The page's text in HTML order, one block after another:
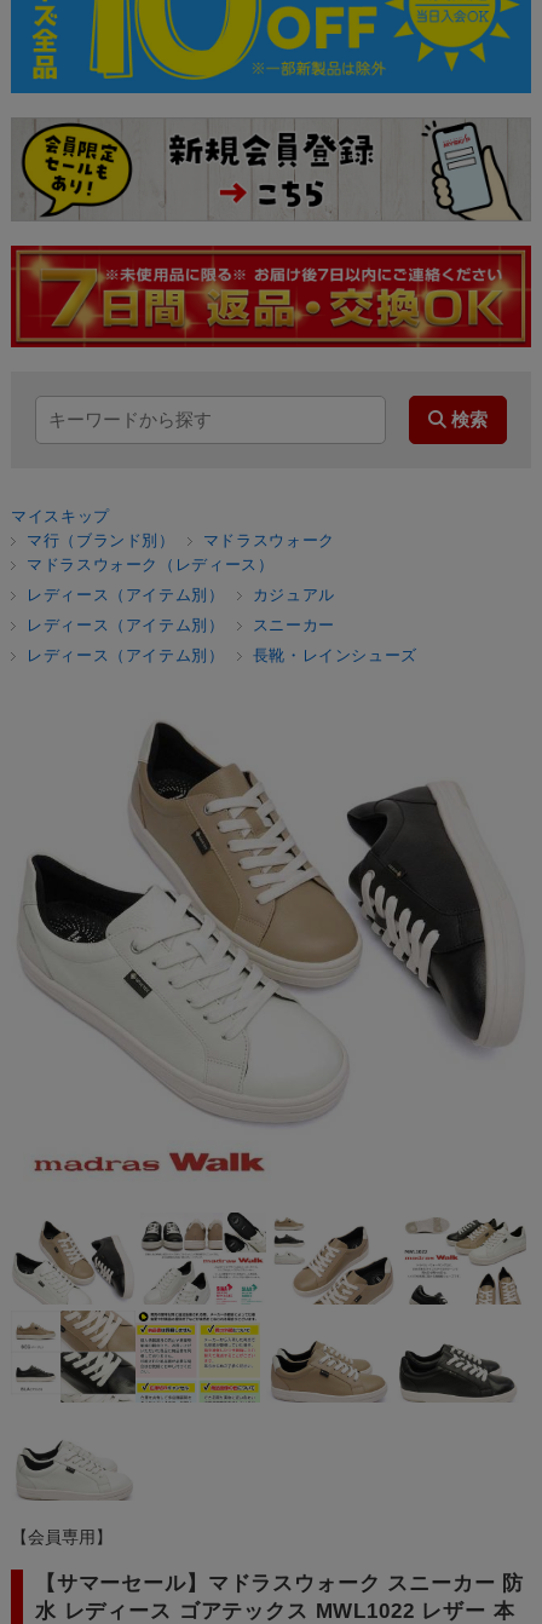
マイスキップ
マ行（ブランド別）
マドラスウォーク
マドラスウォーク（レディース）
レディース（アイテム別）
カジュアル
レディース（アイテム別）
スニーカー
レディース（アイテム別）
長靴・レインシューズ
【会員専用】
【サマーセール】マドラスウォーク スニーカー 防
水 レディース ゴアテックス MWL1022 レザー 本